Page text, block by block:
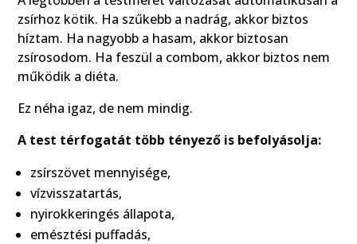
zsírhoz kötik. Ha szűkebb a nadrág, akkor biztos
híztam. Ha nagyobb a hasam, akkor biztosan
zsírosodom. Ha feszül a combom, akkor biztos nem
működik a diéta.
Ez néha igaz, de nem mindig.
A test térfogatát több tényező is befolyásolja:
zsírszövet mennyisége,
vízvisszatartás,
nyirokkeringés állapota,
emésztési puffadás,